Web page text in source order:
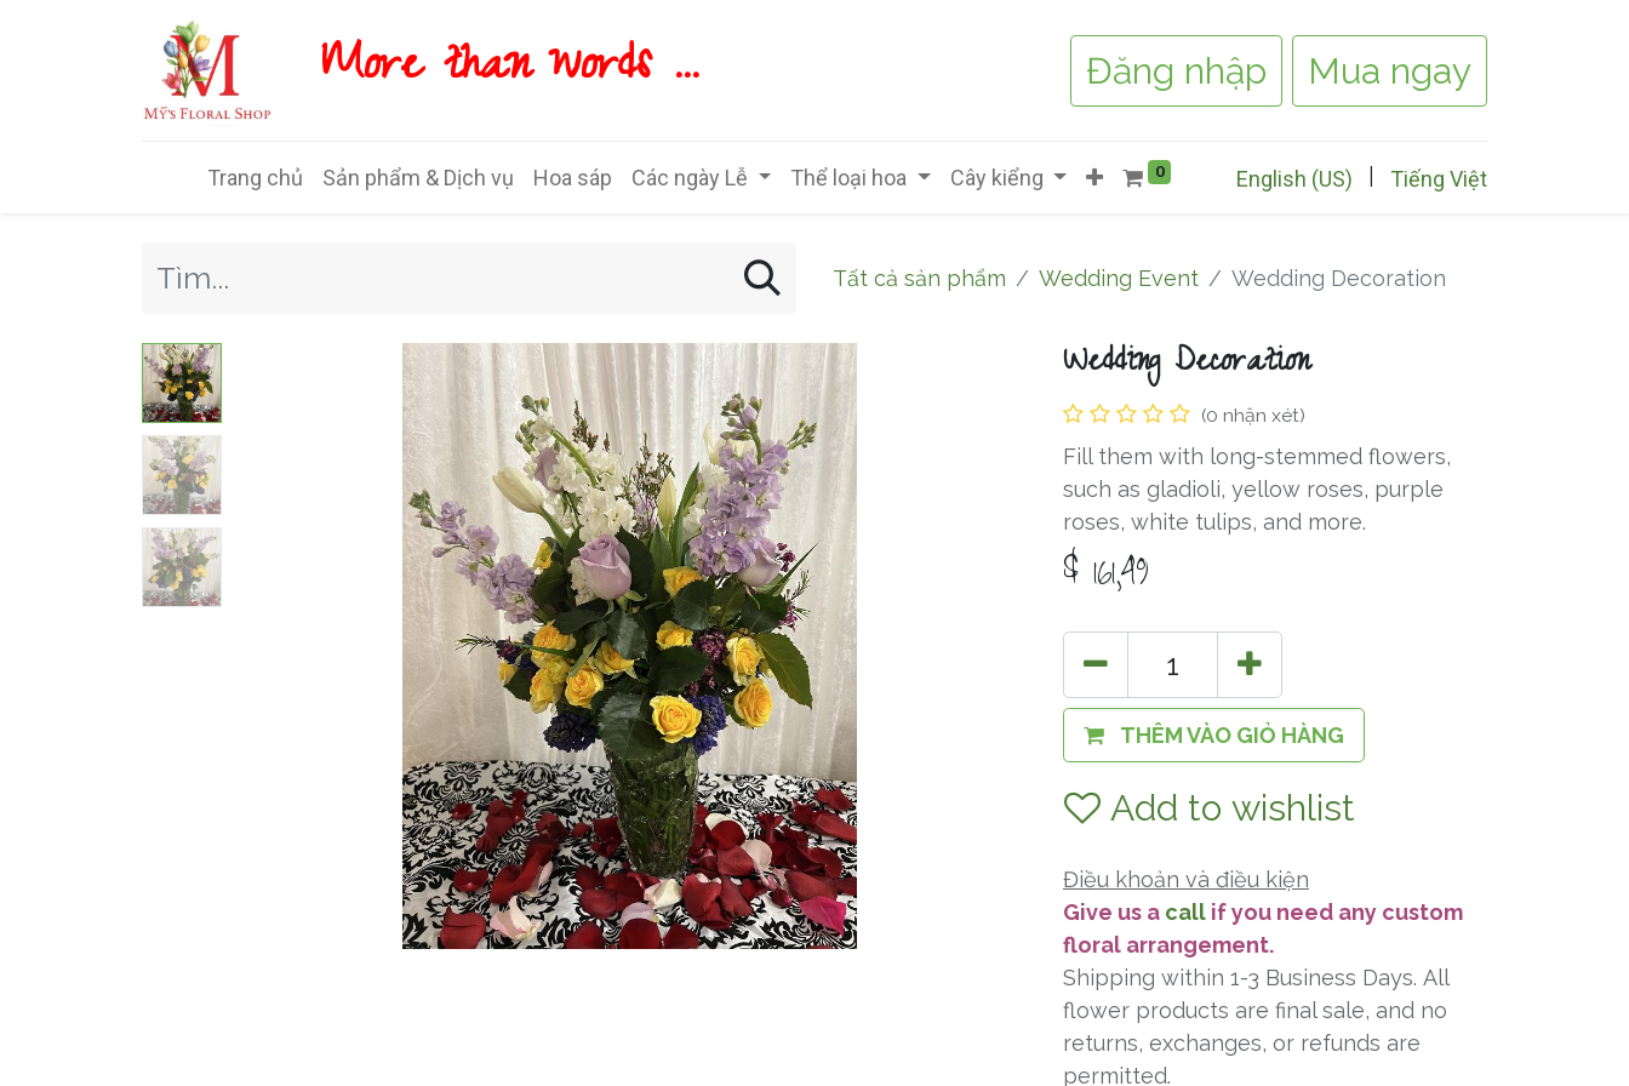
More than words ... Đăng nhập Mua ngay
Trang chủ Sản phẩm & Dịch vụ Hoa sáp Các ngày Lễ Thể loại hoa Cây kiểng 0 English (US) Tiếng Việt
Tất cả sản phẩm Wedding Event Wedding Decoration
Wedding Decoration
(0 nhận xét)
Fill them with long-stemmed flowers,
such as gladioli, yellow roses, purple
roses, white tulips, and more.
$ 161,49
THÊM VÀO GIỎ HÀNG
Add to wishlist
Điều khoản và điều kiện
Give us a call if you need any custom
floral arrangement.
Shipping within 1-3 Business Days. All
flower products are final sale, and no
returns, exchanges, or refunds are
permitted.